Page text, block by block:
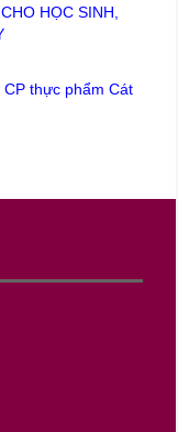
HỌC SINH,
thực phẩm Cát